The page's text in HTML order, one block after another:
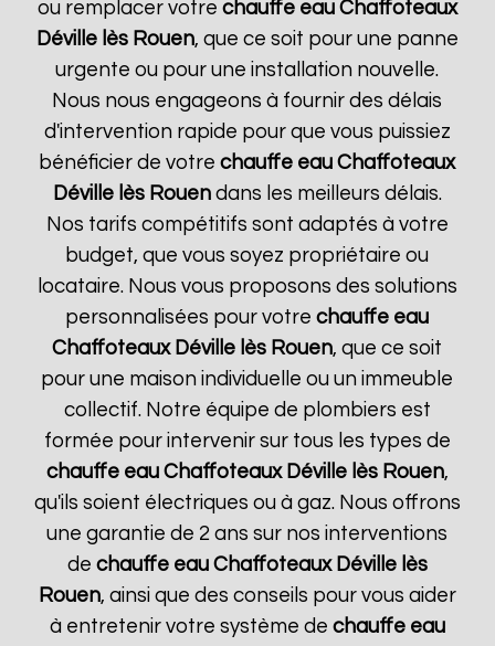
ou remplacer votre chauffe eau Chaffoteaux
Déville lès Rouen, que ce soit pour une panne
urgente ou pour une installation nouvelle.
Nous nous engageons à fournir des délais
d'intervention rapide pour que vous puissiez
bénéficier de votrechauffe eau Chaffoteaux
Déville lès Rouendans les meilleurs délais.
Nos tarifs compétitifs sont adaptés à votre
budget, que vous soyez propriétaire ou
locataire. Nous vous proposons des solutions
personnalisées pour votrechauffe eau
Chaffoteaux Déville lès Rouen, que ce soit
pour une maison individuelle ou un immeuble
collectif. Notre équipe de plombiers est
formée pour intervenir sur tous les types de
chauffe eau Chaffoteaux Déville lès Rouen,
qu'ils soient électriques ou à gaz. Nous offrons
une garantie de 2 ans sur nos interventions
de chauffe eau Chaffoteaux Déville lès
Rouen, ainsi que des conseils pour vous aider
à entretenir votre système de chauffe eau